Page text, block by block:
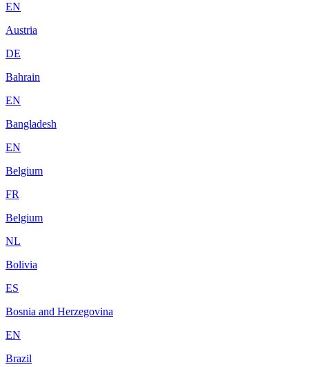
EN
Austria
DE
Bahrain
EN
Bangladesh
EN
Belgium
FR
Belgium
NL
Bolivia
ES
Bosnia and Herzegovina
EN
Brazil